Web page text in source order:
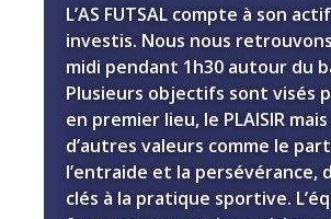
L’AS FUTSAL compte à son
investis. Nous nous
midi pendant 1h30 autour du
Plusieurs objectifs sont visés
en premier lieu, le PLAISIR
d’autres valeurs comme le
l’entraide et la persévérance,
clés à la pratique sportive.